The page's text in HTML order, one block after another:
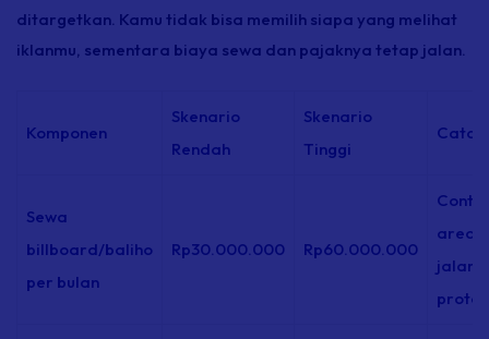
ditargetkan. Kamu tidak bisa memilih siapa yang melihat
iklanmu, sementara biaya sewa dan pajaknya tetap jalan.
Komponen
Skenario
Rendah
Skenario
Tinggi
Sewa
billboard/baliho
per bulan
Rp30.000.000 Rp60.000.000
area
jalan